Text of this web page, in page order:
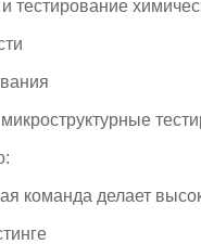
тестирование
команда делает